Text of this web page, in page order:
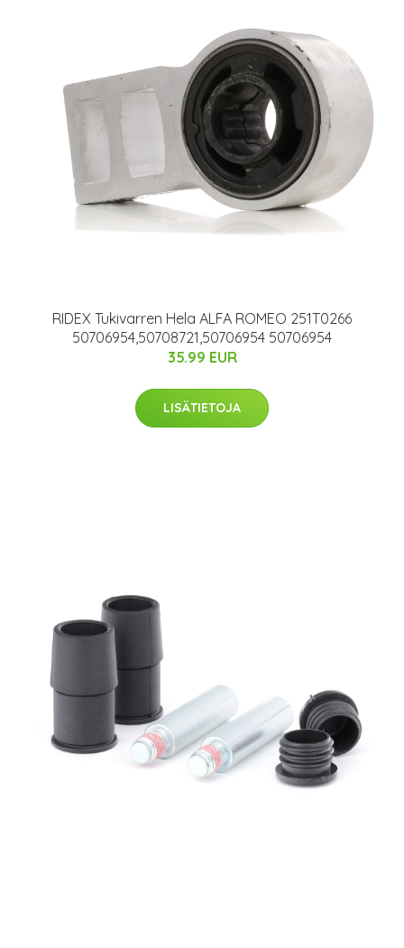
RIDEX Tukivarren Hela ALFA ROMEO 251T0266
50706954,50708721,50706954 50706954
35.99 EUR
LISÄTIETOJA